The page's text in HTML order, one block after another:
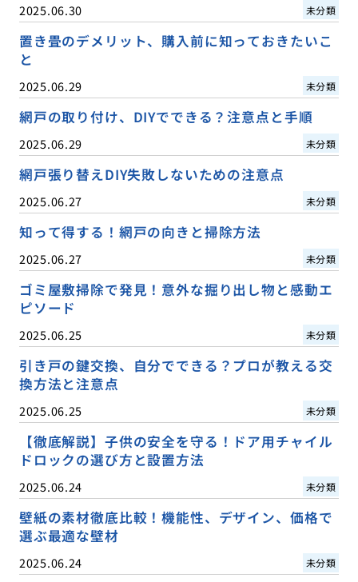
2025.06.30 未分類
置き畳のデメリット、購入前に知っておきたいこ
と
2025.06.29 未分類
網戸の取り付け、DIYでできる？注意点と手順
2025.06.29 未分類
網戸張り替えDIY失敗しないための注意点
2025.06.27 未分類
知って得する！網戸の向きと掃除方法
2025.06.27 未分類
ゴミ屋敷掃除で発見！意外な掘り出し物と感動エ
ピソード
2025.06.25 未分類
引き戸の鍵交換、自分でできる？プロが教える交
換方法と注意点
2025.06.25 未分類
【徹底解説】子供の安全を守る！ドア用チャイル
ドロックの選び方と設置方法
2025.06.24 未分類
壁紙の素材徹底比較！機能性、デザイン、価格で
選ぶ最適な壁材
2025.06.24 未分類